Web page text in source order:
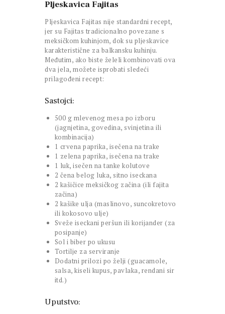
Pljeskavica Fajitas
Pljeskavica Fajitas nije standardni recept,
jer su Fajitas tradicionalno povezane s
meksičkom kuhinjom, dok su pljeskavice
karakteristične za balkansku kuhinju.
Međutim, ako biste želeli kombinovati ova
dva jela, možete isprobati sledeći
prilagođeni recept:
Sastojci:
500 g mlevenog mesa po izboru
(jagnjetina, govedina, svinjetina ili
kombinacija)
1 crvena paprika, isečena na trake
1 zelena paprika, isečena na trake
1 luk, isečen na tanke kolutove
2 čena belog luka, sitno iseckana
2 kašičice meksičkog začina (ili fajita
začina)
2 kašike ulja (maslinovo, suncokretovo
ili kokosovo ulje)
Sveže iseckani peršun ili korijander (za
posipanje)
Sol i biber po ukusu
Tortilje za serviranje
Dodatni prilozi po želji (guacamole,
salsa, kiseli kupus, pavlaka, rendani sir
itd.)
Uputstvo: